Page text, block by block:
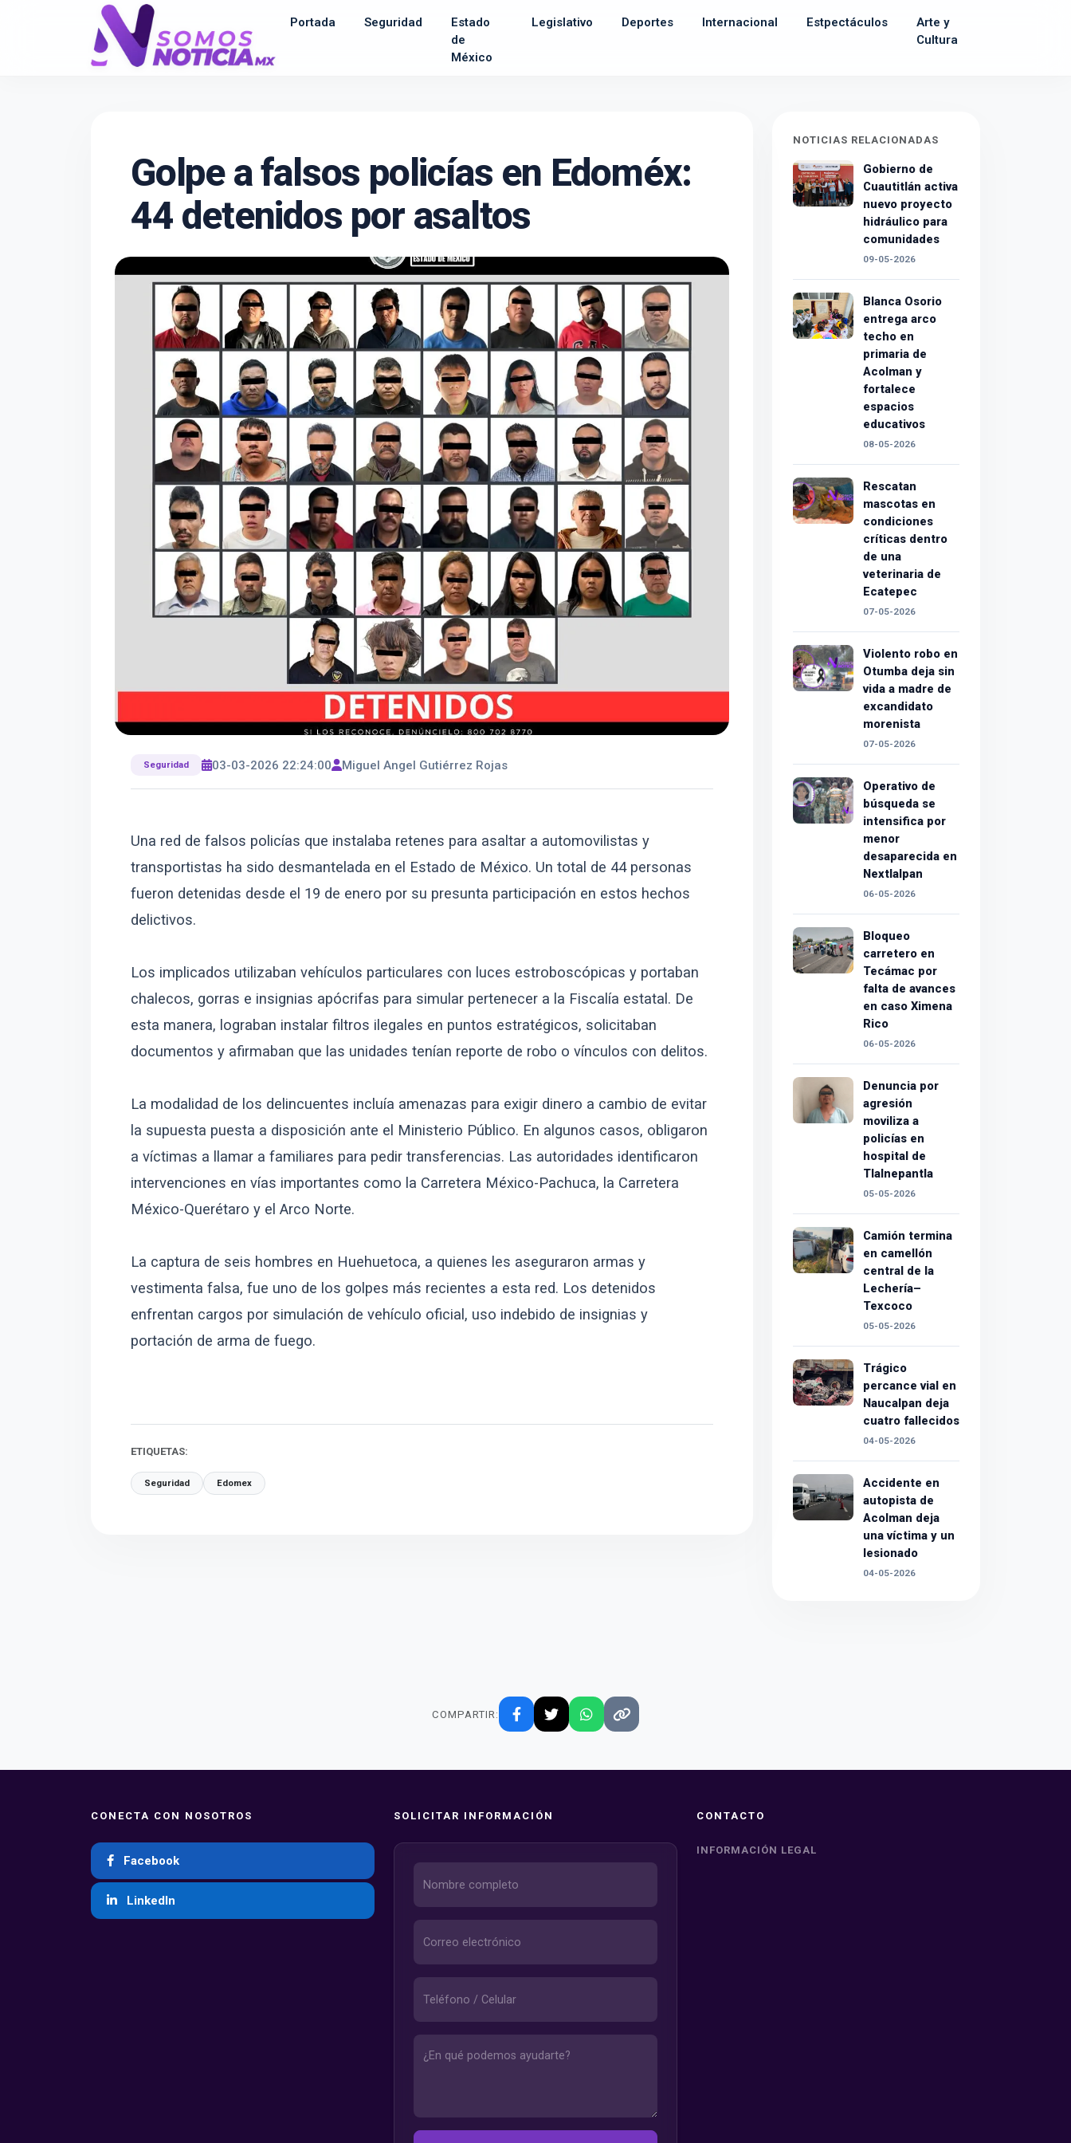
Portada Seguridad
Estado
de
México
Legislativo Deportes Internacional Estpectáculos
Arte y
Cultura
Golpe a falsos policías en Edoméx:
44 detenidos por asaltos
Seguridad 03-03-2026 22:24:00 Miguel Angel Gutiérrez Rojas
Una red de falsos policías que instalaba retenes para asaltar a automovilistas y
transportistas ha sido desmantelada en el Estado de México. Un total de 44 personas
fueron detenidas desde el 19 de enero por su presunta participación en estos hechos
delictivos.
Los implicados utilizaban vehículos particulares con luces estroboscópicas y portaban
chalecos, gorras e insignias apócrifas para simular pertenecer a la Fiscalía estatal. De
esta manera, lograban instalar filtros ilegales en puntos estratégicos, solicitaban
documentos y afirmaban que las unidades tenían reporte de robo o vínculos con delitos.
La modalidad de los delincuentes incluía amenazas para exigir dinero a cambio de evitar
la supuesta puesta a disposición ante el Ministerio Público. En algunos casos, obligaron
a víctimas a llamar a familiares para pedir transferencias. Las autoridades identificaron
intervenciones en vías importantes como la Carretera México-Pachuca, la Carretera
México-Querétaro y el Arco Norte.
La captura de seis hombres en Huehuetoca, a quienes les aseguraron armas y
vestimenta falsa, fue uno de los golpes más recientes a esta red. Los detenidos
enfrentan cargos por simulación de vehículo oficial, uso indebido de insignias y
portación de arma de fuego.
ETIQUETAS:
Seguridad Edomex
NOTICIAS RELACIONADAS
Gobierno de
Cuautitlán activa
nuevo proyecto
hidráulico para
comunidades
09-05-2026
Blanca Osorio
entrega arco
techo en
primaria de
Acolman y
fortalece
espacios
educativos
08-05-2026
Rescatan
mascotas en
condiciones
críticas dentro
de una
veterinaria de
Ecatepec
07-05-2026
Violento robo en
Otumba deja sin
vida a madre de
excandidato
morenista
07-05-2026
Operativo de
búsqueda se
intensifica por
menor
desaparecida en
Nextlalpan
06-05-2026
Bloqueo
carretero en
Tecámac por
falta de avances
en caso Ximena
Rico
06-05-2026
Denuncia por
agresión
moviliza a
policías en
hospital de
Tlalnepantla
05-05-2026
Camión termina
en camellón
central de la
Lechería–
Texcoco
05-05-2026
Trágico
percance vial en
Naucalpan deja
cuatro fallecidos
04-05-2026
Accidente en
autopista de
Acolman deja
una víctima y un
lesionado
04-05-2026
COMPARTIR:
CONECTA CON NOSOTROS
Facebook
LinkedIn
SOLICITAR INFORMACIÓN CONTACTO
INFORMACIÓN LEGAL